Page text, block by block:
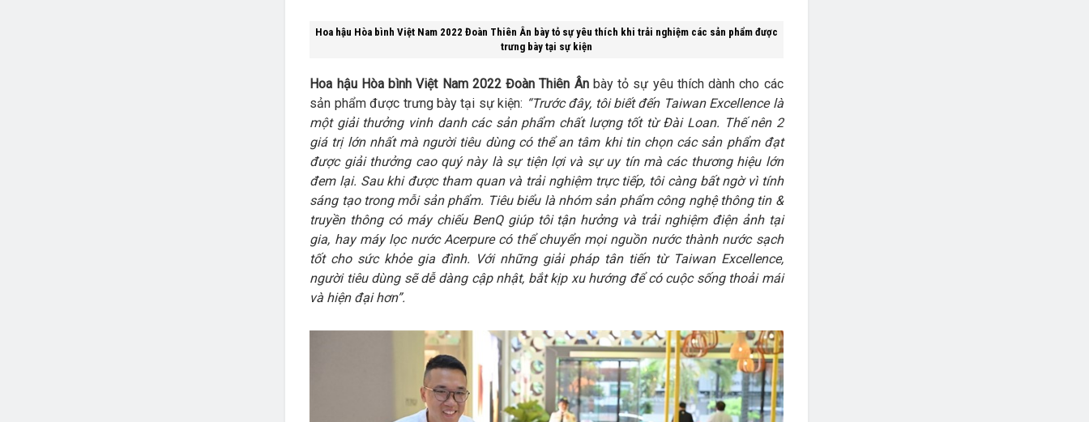
Hoa hậu Hòa bình Việt Nam 2022 Đoàn Thiên Ân bày tỏ sự yêu thích khi trải nghiệm các sản phẩm được
trưng bày tại sự kiện
Hoa hậu Hòa bình Việt Nam 2022 Đoàn Thiên Ânbày tỏ sự yêu thích dành cho các
sản phẩm được trưng bày tại sự kiện: “Trước đây, tôi biết đến Taiwan Excellence là
một giải thưởng vinh danh các sản phẩm chất lượng tốt từ Đài Loan. Thế nên 2
giá trị lớn nhất mà người tiêu dùng có thể an tâm khi tin chọn các sản phẩm đạt
được giải thưởng cao quý này là sự tiện lợi và sự uy tín mà các thương hiệu lớn
đem lại. Sau khi được tham quan và trải nghiệm trực tiếp, tôi càng bất ngờ vì tính
sáng tạo trong mỗi sản phẩm. Tiêu biểu là nhóm sản phẩm công nghệ thông tin &
truyền thông có máy chiếu BenQ giúp tôi tận hưởng và trải nghiệm điện ảnh tại
gia, hay máy lọc nước Acerpure có thể chuyển mọi nguồn nước thành nước sạch
tốt cho sức khỏe gia đình. Với những giải pháp tân tiến từ Taiwan Excellence,
người tiêu dùng sẽ dễ dàng cập nhật, bắt kịp xu hướng để có cuộc sống thoải mái
và hiện đại hơn”.